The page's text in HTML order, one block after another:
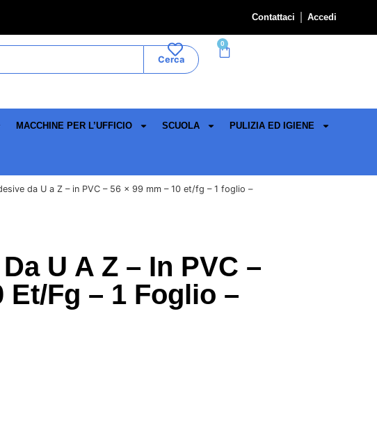
Contattaci Accedi
Cerca
0
MACCHINE PER L’UFFICIO SCUOLA PULIZIA ED IGIENE
da U a Z – in PVC – 56 x 99 mm – 10 et/fg – 1 foglio –
U A Z – In PVC –
Et/fg – 1 Foglio –